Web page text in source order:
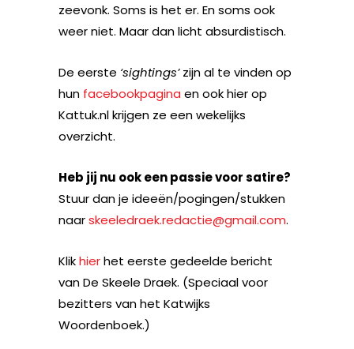
zeevonk. Soms is het er. En soms ook
weer niet. Maar dan licht absurdistisch.
De eerste ‘sightings’zijn al te vinden op
hun facebookpagina en ook hier op
Kattuk.nl krijgen ze een wekelijks
overzicht.
Heb jij nu ook een passie voor satire?
Stuur dan je ideeën/pogingen/stukken
naarskeeledraek.redactie@gmail.com.
Klikhierhet eerste gedeelde bericht
van De Skeele Draek. (Speciaal voor
bezitters van het Katwijks
Woordenboek.)